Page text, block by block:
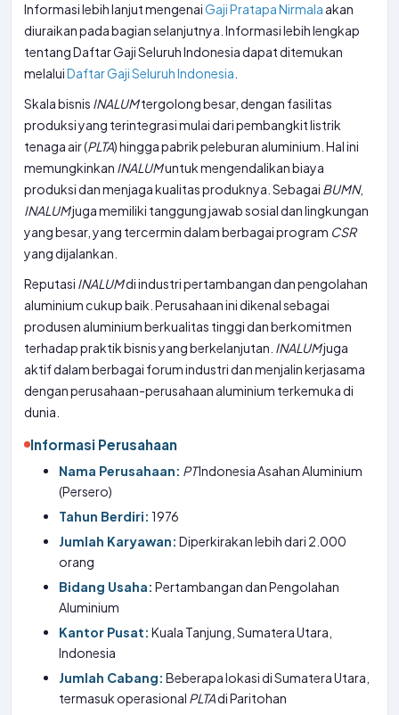
Informasi lebih lanjut mengenaiGaji Pratapa Nirmala akan
diuraikan pada bagian selanjutnya. Informasi lebih lengkap
tentang Daftar Gaji Seluruh Indonesia dapat ditemukan
melaluiDaftar Gaji Seluruh Indonesia
Skala bisnis INALUMtergolong besar, dengan fasilitas
produksi yang terintegrasi mulai dari pembangkit listrik
tenaga air (PLTA) hingga pabrik peleburan aluminium. Hal ini
memungkinkan INALUMuntuk mengendalikan biaya
produksi dan menjaga kualitas produknya. Sebagai BUMN,
INALUMjuga memiliki tanggung jawab sosial dan lingkungan
yang besar, yang tercermin dalam berbagai program CSR
yang dijalankan.
Reputasi INALUMdi industri pertambangan dan pengolahan
aluminium cukup baik. Perusahaan ini dikenal sebagai
produsen aluminium berkualitas tinggi dan berkomitmen
terhadap praktik bisnis yang berkelanjutan. INALUMjuga
aktif dalam berbagai forum industri dan menjalin kerjasama
dengan perusahaan-perusahaan aluminium terkemuka di
dunia.
Informasi Perusahaan
Nama Perusahaan: PTIndonesia Asahan Aluminium
(Persero)
Tahun Berdiri: 1976
Jumlah Karyawan: Diperkirakan lebih dari 2.000
orang
Bidang Usaha: Pertambangan dan Pengolahan
Aluminium
Kantor Pusat: Kuala Tanjung, Sumatera Utara,
Indonesia
Jumlah Cabang: Beberapa lokasi di Sumatera Utara,
termasuk operasional PLTAdi Paritohan